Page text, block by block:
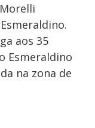
aos 35
Esmeraldino
na zona de